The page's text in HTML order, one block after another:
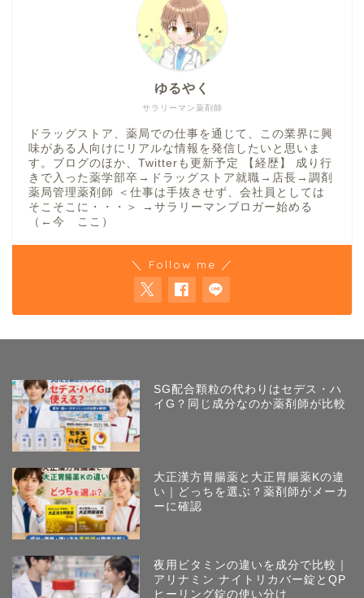
サラリーマン薬剤師
ゆるやく
ドラッグストア、薬局での仕事を通じて、この業界に興
味がある人向けにリアルな情報を発信したいと思いま
す。ブログのほか、Twitterも更新予定 【経歴】 成り行
きで入った薬学部卒→ドラッグストア就職→店長→調剤
薬局管理薬剤師 ＜仕事は手抜きせず、会社員としては
そこそこに・・・＞ →サラリーマンブロガー始める
（←今 ここ）
＼ Follow me ／
SG配合顆粒の代わりはセデス・ハ
イG？同じ成分なのか薬剤師が比較
大正漢方胃腸薬と大正胃腸薬Kの違
い｜どっちを選ぶ？薬剤師がメーカ
ーに確認
夜用ビタミンの違いを成分で比較｜
アリナミン ナイトリカバー錠とQP
ヒーリング錠の使い分け